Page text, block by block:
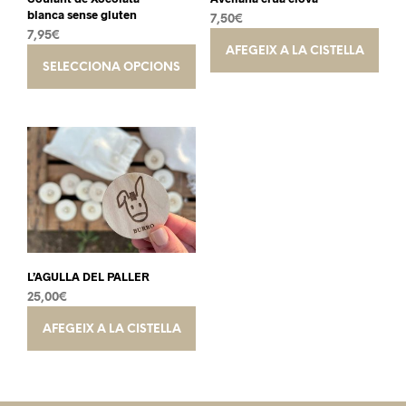
blanca sense gluten
7,95€
SELECCIONA OPCIONS
Aquest
producte
té
variants.
es
poden
triar
a
7,50€
AFEGEIX A LA CISTELLA
L’AGULLA DEL PALLER
25,00€
AFEGEIX A LA CISTELLA